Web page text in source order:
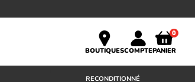
BOUTIQUESCOMPTE
0
PANIER
RECONDITIONNÉ